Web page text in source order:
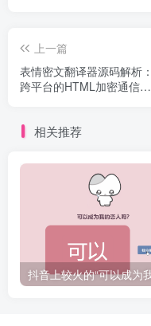
上一篇
表情密文翻译器源码解析：
跨平台的HTML加密通信工
相关推荐